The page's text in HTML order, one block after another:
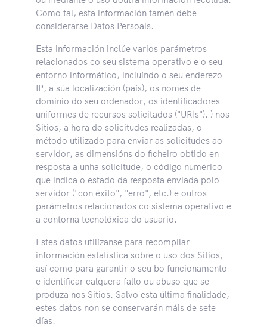
Como tal, esta información tamén debe
considerarse Datos Persoais.
Esta información inclúe varios parámetros
relacionados co seu sistema operativo e o seu
entorno informático, incluíndo o seu enderezo
IP, a súa localización (país), os nomes de
dominio do seu ordenador, os identificadores
uniformes de recursos solicitados ("URIs"). ) nos
Sitios, a hora do solicitudes realizadas, o
método utilizado para enviar as solicitudes ao
servidor, as dimensións do ficheiro obtido en
resposta a unha solicitude, o código numérico
que indica o estado da resposta enviada polo
servidor ("con éxito", "erro", etc.) e outros
parámetros relacionados co sistema operativo e
a contorna tecnolóxica do usuario.
Estes datos utilízanse para recompilar
información estatística sobre o uso dos Sitios,
así como para garantir o seu bo funcionamento
e identificar calquera fallo ou abuso que se
produza nos Sitios. Salvo esta última finalidade,
estes datos non se conservarán máis de sete
días.